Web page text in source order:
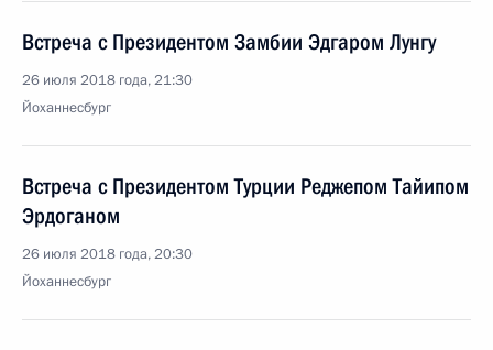
Встреча с Президентом Замбии Эдгаром Лунгу
26 июля 2018 года, 21:30
Йоханнесбург
Встреча с Президентом Турции Реджепом Тайипом
Эрдоганом
26 июля 2018 года, 20:30
Йоханнесбург